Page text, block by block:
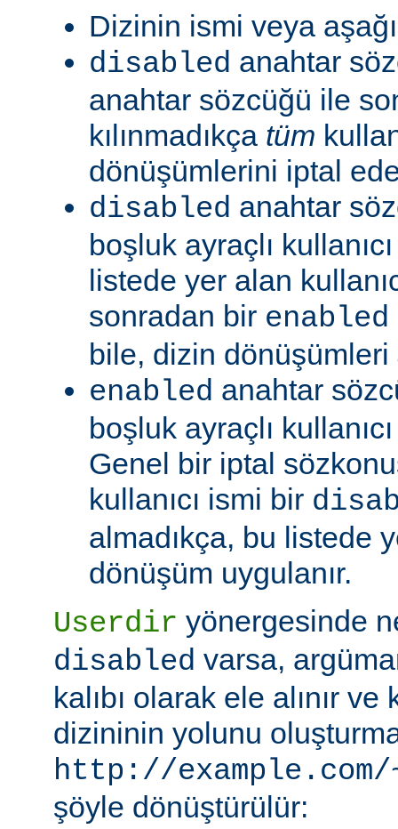
Dizinin ismi veya
disabled anahtar
anahtar sözcüğü ile
kılınmadıkça tüm
dönüşümlerini iptal
disabled anahtar
boşluk ayraçlı
listede yer alan
sonradan bir enabled
bile, dizin dönüşümleri
enabled anahtar
boşluk ayraçlı
Genel bir iptal
kullanıcı ismi bir
almadıkça, bu listede
dönüşüm uygulanır.
Userdir yönergesinde
disabled varsa,
kalıbı olarak ele alınır ve
dizininin yolunu
http://
şöyle dönüştürülür: